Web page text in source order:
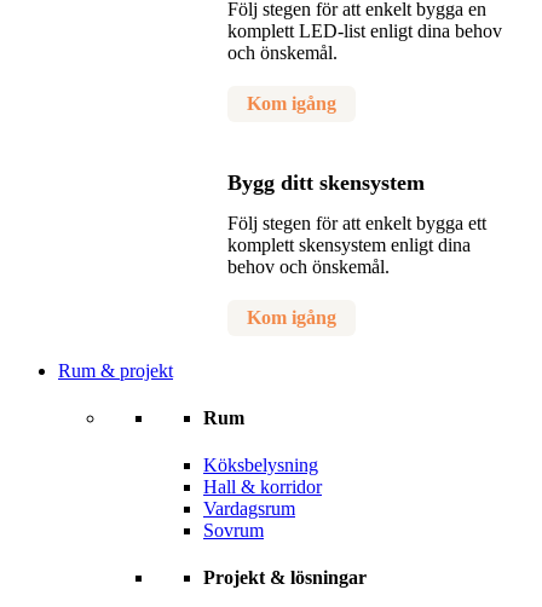
Följ stegen för att enkelt bygga en
komplett LED-list enligt dina behov
och önskemål.
Kom igång
Bygg ditt skensystem
Följ stegen för att enkelt bygga ett
komplett skensystem enligt dina
behov och önskemål.
Kom igång
Rum & projekt
Rum
Köksbelysning
Hall & korridor
Vardagsrum
Sovrum
Projekt & lösningar